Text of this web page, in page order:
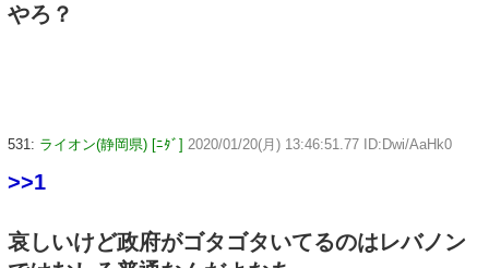
やろ？
531: ライオン(静岡県) [ﾆﾀﾞ] 2020/01/20(月) 13:46:51.77 ID:Dwi/AaHk0
>>1
哀しいけど政府がゴタゴタいてるのはレバノン